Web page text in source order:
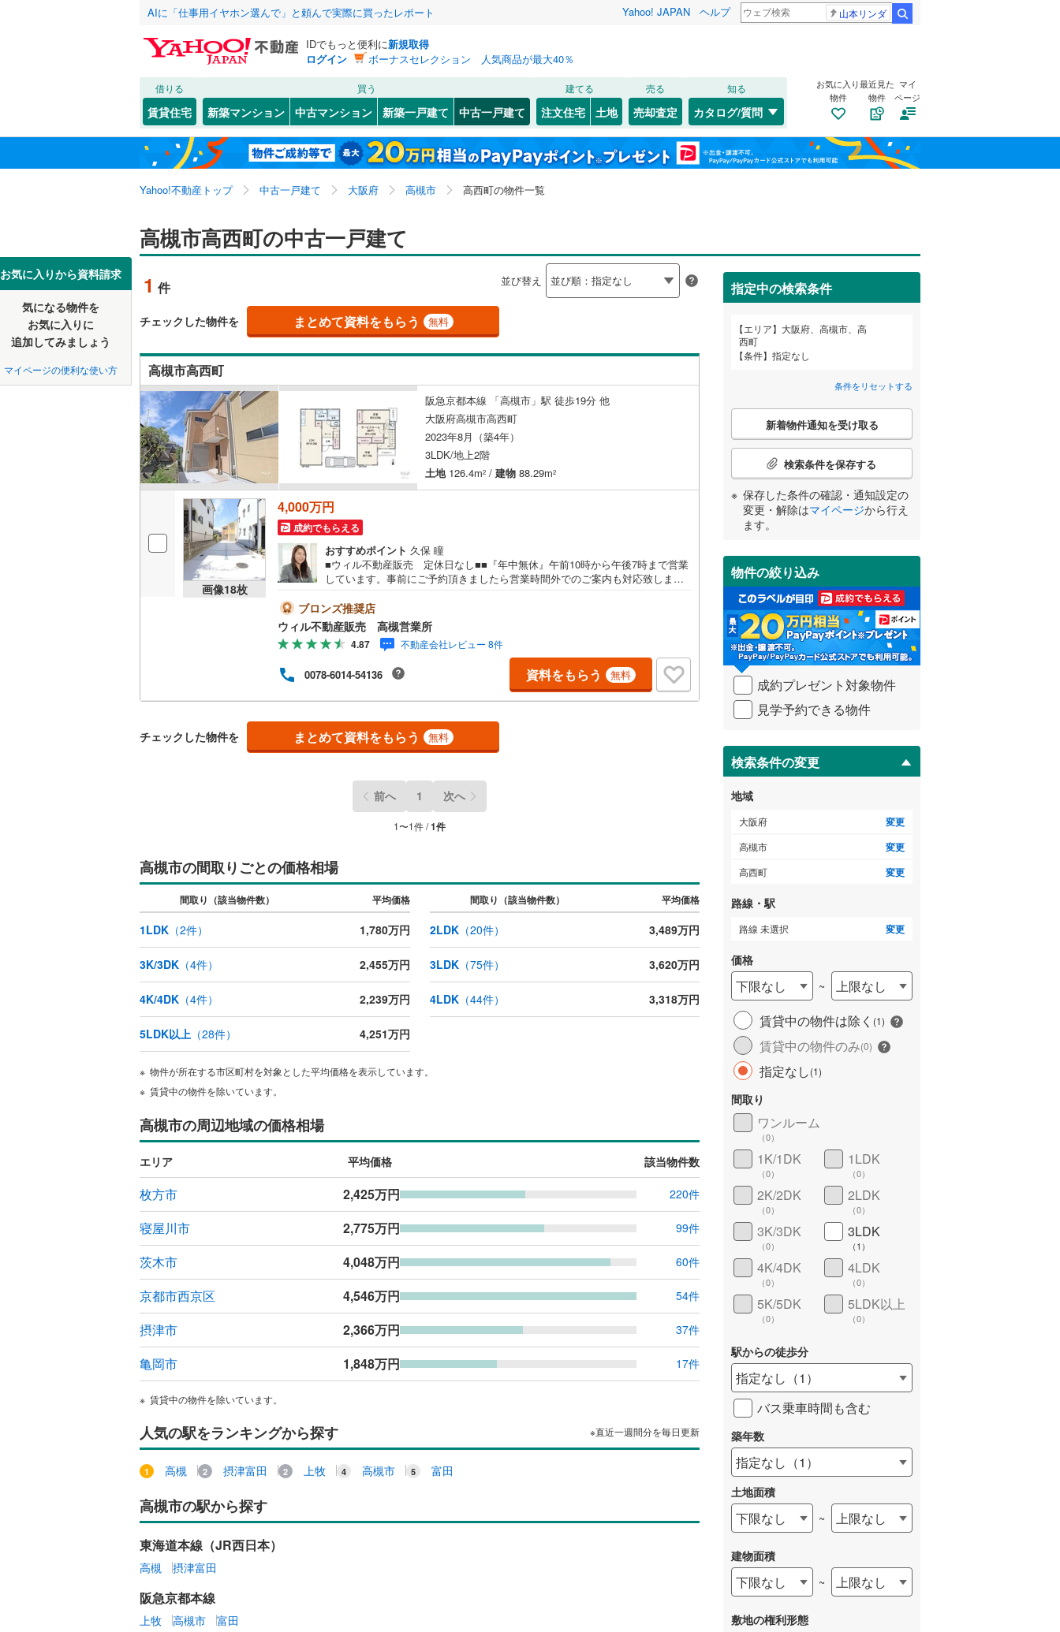
AIに「仕事用イヤホン選んで」と頼んで実際に買ったレポート Yahoo! JAPAN ヘルプ 山本リンダ
IDでもっと便利に新規取得
ログイン
ボーナスセレクション 人気商品が最大40％
借りる
賃貸住宅
買う
新築マンション 中古マンション 新築一戸建て 中古一戸建て
建てる
注文住宅 土地
売る
売却査定
知る
カタログ/質問
お気に入り
物件
最近見た
物件
マイ
ページ
Yahoo!不動産トップ 中古一戸建て 大阪府 高槻市 高西町の物件一覧
お気に入りから資料請求
気になる物件を
お気に入りに
追加してみましょう
マイページの便利な使い方
高槻市高西町の中古一戸建て
1 件 並び替え
チェックした物件を まとめて資料をもらう 無料
高槻市高西町
阪急京都本線 「高槻市」駅 徒歩19分 他
大阪府高槻市高西町
2023年8月（築4年）
3LDK/地上2階
土地126.4m2 / 建物 88.29m2
画像18枚
4,000万円
成約でもらえる
おすすめポイント 久保 瞳
■ウィル不動産販売 定休日なし■■『年中無休』午前10時から午後7時まで営業
しています。事前にご予約頂きましたら営業時間外でのご案内も対応致しま
成約するとPayPayボーナスライトがもらえる「Yahoo！不動産物件ご成約キャ
ンペーン」の対象になります。「資料をもらう」「見学予約をする」ボタンか
らお問い合わせください。※必ずYahoo！JAPAN IDでログインしてください。※
PayPayボーナスは出金と譲渡はできません。※PayPay公式ストアでも利用可能
です。【平日・土日祝日営業！即日ご対応可能】■現地案内会でお好きな物件の
内覧可能！『年中無休』午前10時から午後7時まで営業しています。《所要時間
イメージ》お客様の予定に合わせたプランでお打合せ可能です。1.資金計画:約3
0分2.物件のご提案:約30分～60分3.物件のご案内:約30分（1件あたり）初来店の
お客様の所要時間は約60分～180分です。ご不明点等、お気軽に事前にご相談下
さい。
ブロンズ推奨店
ウィル不動産販売 高槻営業所
4.87 不動産会社レビュー 8件
0078-6014-54136 資料をもらう 無料
チェックした物件を まとめて資料をもらう 無料
前へ 1 次へ
1〜1件 /1件
高槻市の間取りごとの価格相場
間取り（該当物件数） 平均価格 間取り（該当物件数） 平均価格
1LDK （2件） 1,780万円 2LDK（20件） 3,489万円
3K/3DK （4件） 2,455万円 3LDK（75件） 3,620万円
4K/4DK （4件） 2,239万円 4LDK（44件） 3,318万円
5LDK以上 （28件） 4,251万円
物件が所在する市区町村を対象とした平均価格を表示しています。
賃貸中の物件を除いています。
高槻市の周辺地域の価格相場
エリア 平均価格 該当物件数
枚方市 2,425万円 220件
寝屋川市 2,775万円 99件
茨木市 4,048万円 60件
京都市西京区 4,546万円 54件
摂津市 2,366万円 37件
亀岡市 1,848万円 17件
賃貸中の物件を除いています。
人気の駅をランキングから探す ※直近一週間分を毎日更新
高槻 摂津富田 上牧 高槻市 富田
高槻市の駅から探す
東海道本線（JR西日本）
高槻 摂津富田
阪急京都本線
上牧 高槻市 富田
指定中の検索条件
エリア
大阪府、高槻市、高
西町
条件
指定なし
条件をリセットする
こ
検
条
件
受
け
取
る
・
条
件
を
イ
ペ
ジ
に
保
存
す
る
新着物件通知を受け取る
検索条件を保存する
保存した条件の確認・通知設定の
変更・解除はマイページから行え
ます。
物件の絞り込み
成約プレゼント対象物件
見学予約できる物件
検索条件の変更
地域
大阪府 変更
高槻市 変更
高西町 変更
路線・駅
路線 未選択 変更
価格
下限なし ~
上限なし
賃貸中の物件は除く (1)
賃貸中の物件のみ(0)
指定なし(1)
間取り
ワンルーム
（0）
1K/1DK
（0）
1LDK
（0）
2K/2DK
（0）
2LDK
（0）
3K/3DK
（0）
3LDK
（1 ）
4K/4DK
（0）
4LDK
（0）
5K/5DK
（0）
5LDK以上
（0）
駅からの徒歩分
指定なし （1 ）
バス乗車時間も含む
築年数
指定なし （1 ）
土地面積
下限なし ~ 上限なし
建物面積
下限なし ~ 上限なし
敷地の権利形態
北海道 北海道
東北 青森 岩手 宮城 秋田 山形 福島
関東 東京 神奈川 埼玉 千葉
信越・北陸 新潟 長野
三重
近畿 大阪 兵庫
中国 鳥取 島根 岡山 広島 山口
四国 愛媛 高知
九州・沖縄 福岡 佐賀 長崎 鹿児島 沖縄
該当物件0件
大阪市 都島区(12) 福島区(13) 此花区(27)
西淀川区(31) 東淀川区(69) 旭区(19)
淀川区
53) 北区(
港区(
東成区(23) 城東区(38) 鶴見区(23)
天王寺区(20) 生野区(46)
阿倍野区(18)
平野区( 61)
堺市 堺区(35) 中区(64)
西区(52 南区 24)
美原区( )
大阪府のそのほ
かの地域
岸和田市(9) 豊中市(57) 池田市( 33)
吹田市(41) 高槻市(
貝塚市(24) 枚方市(226)
茨木市(64) 八尾市(58) 泉佐野市(6)
富田林市(65) 河内長野市(66)
松原市(78) 和泉市(27)
箕面市(47) 柏原市(36) 羽曳野市
門真市(85) 摂津市(39) 高石市(10)
藤井寺市(43)
大阪狭山市(19)
豊能郡豊能町
泉南郡熊取町
南河内郡太子町
南河内郡河南町(9) 南河内郡千早赤阪村(5)
該当物件0件
赤大路町(1) 芥川町(1) 明田町(1)
明野町(4) 安満新町(1) 天川新町(1)
安岡寺町(10) 大冠町
岡本町
3)
川添(3) 川西町(1) 上牧南駅前町(2)
北昭和台町( 2) 郡家新町(4)
郡家本町(2)
芝谷町( 1)
辻子(3) 竹の内町(6) 千代田町(2)
塚原(2) 津之江北町(3)
津之江町(8) 寺谷町( (4
奈佐原元町
西町(1)
野田(4) 土室町(
大字原( 1) 東天川(1) 東城山町(4)
東五百住町( 6 ) 日向町( 1) 日吉台七番町(2)
日吉台六番町(2) 真上町(3)
松川町(2 ) 南松原町(1)
宮田町(4) 宮之川原(1) 宮野町(3)
柳川町(3) 山手町(1) 弥生が丘町(2)
淀の原町(12)
花林苑(1)
該当物件0件
JR 東海道本線（JR西日本）(1) 関西本線（JR西日本） (0) 大阪環状線(
桜島線(0) 福知山線(0) 片町線(0)
阪和線(0) 関西空港線 (0) 東西線(0)
おおさか東線(0 東海道新幹線
地下鉄 OsakaMetro長堀鶴見緑地線
OsakaMetro谷町線(0) OsakaMetro四つ橋線(0) OsakaMetro中央線(0)
OsakaMetro堺筋線(0 )
私鉄・その他 近鉄大阪線(0) 近鉄信貴線(0)
近鉄南大阪線(0) 近鉄長野線(0) 近鉄道明寺線(0)
近鉄けいはんな線(0) 近鉄西信貴ケーブル(0)
京阪交野線
(0) 京阪中之島線 阪急京都本線(1)
阪急千里線
(0) 阪急宝塚本線(0)
阪神本線 阪神なんば線(0)
能勢電鉄妙見線
南海高師浜線(0)
南海多奈川線
阪堺電気軌道阪堺線
阪堺電気軌道上町線(0) 南海空港線(0) 南海汐見橋線 (0 )
大阪モノレール線 (0)
国際文化公園都市モノレール
水間鉄道(0)
該当物件0件
該当物件0件
こだわり条件 リフォーム、リノベーション
リノベーション・リフォーム
（0）
築古・築30年以上（0）
設備
床暖房 0）
駐車場2台以上（0） ビルトインガレージ（0） 太陽光発電システム（0）
（0）
防犯カメラ（ 0）
）
二世帯向け（0） 平屋・1階建て （ 3階建て以上（0）
サービスルーム（納戸）（0）
最寄りの駅が始発駅 小学校まで1km以内（1）
配置、向き、建ち方、日当たり
前道6m以上（0 ） 角地（0） 南道路（0）
平坦地（1）
LD
リビングダイニング15畳以上
（1）
キッチン
販売、価格、契約、入居関連など
浴室
浴室乾燥機あり（0）
収納
ウォークインクローゼット
床下収納（0）
ウッドデッキあり（0）
構造・規模・施工・品質・工法関連
耐震、免震、制震構造
住宅性能評価付き（0） 長期優良住宅 ）
オンライン対応
オンライン内見(相談)可（1） IT重説可
オンライン対応とは？ 詳しく見る
該当物件0件
検索条件を保存しました
この検索条件の新着物件通知は、 マイページから設定できます。
保存した条件を見る
大阪府、高槻市、高西町
検索条件を保存する
マイページ
お気に入りリストを見る
閉じる
お気に入りリストを見る
閉じる